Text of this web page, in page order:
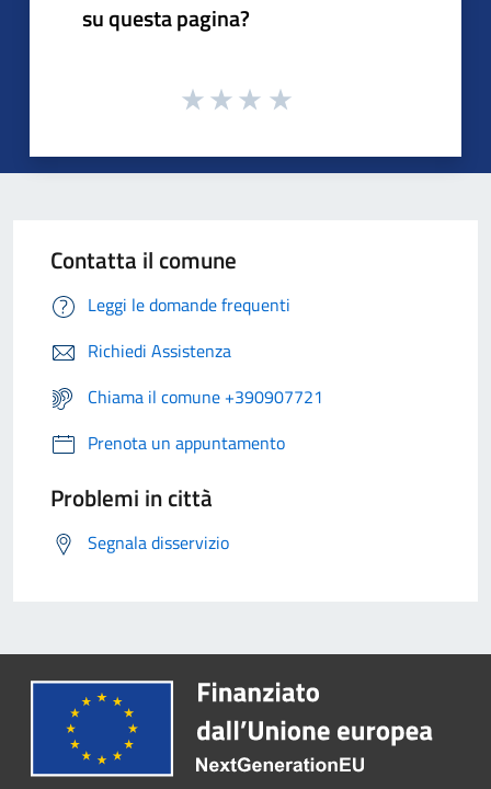
su questa pagina?
Contatta il comune
Leggi le domande frequenti
Richiedi Assistenza
Chiama il comune +390907721
Prenota un appuntamento
Problemi in città
Segnala disservizio